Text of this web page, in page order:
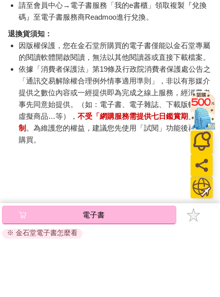
請至會員中心→電子書服務「我的e書櫃」領取複製『兌換
碼』至電子書服務商Readmoo進行兌換。
退換貨須知：
因版權保護，您在金石堂所購買的電子書僅能以金石堂專屬
的閱讀軟體開啟閱讀，無法以其他閱讀器或直接下載檔案。
依據「消費者保護法」第19條及行政院消費者保護處公告之
「通訊交易解除權合理例外情事適用準則」，非以有形媒介
提供之數位內容或一經提供即為完成之線上服務，經消費者
事先同意始提供。（如：電子書、電子雜誌、下載版軟體、
虛擬商品…等），不受「網購服務需提供七日鑑賞期」的限
制 。為維護您的權益，建議您先使用「試閱」功能後再付款
購買。
電子書
※ 金石堂電子書怎麼看